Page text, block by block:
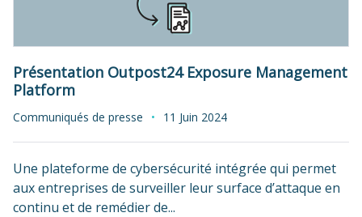
Présentation Outpost24 Exposure Management
Platform
Communiqués de presse 11 Juin 2024
Une plateforme de cybersécurité intégrée qui permet
aux entreprises de surveiller leur surface d’attaque en
continu et de remédier de...